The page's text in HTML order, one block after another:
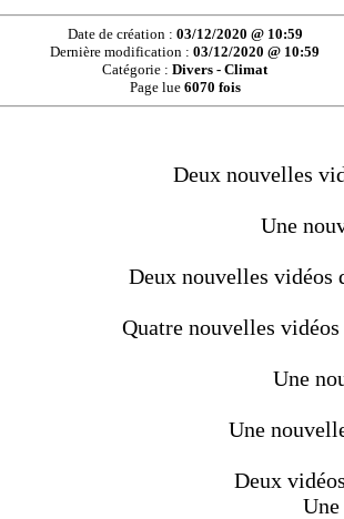
Date de création : 03/12/2020 @ 10:59
Dernière modification :03/12/2020 @ 10:59
Catégorie :Divers - Climat
Page lue 6070 fois
Deux nouvelles
Une
Deux nouvelles vidéos
Quatre nouvelles
Une
Une
Deux